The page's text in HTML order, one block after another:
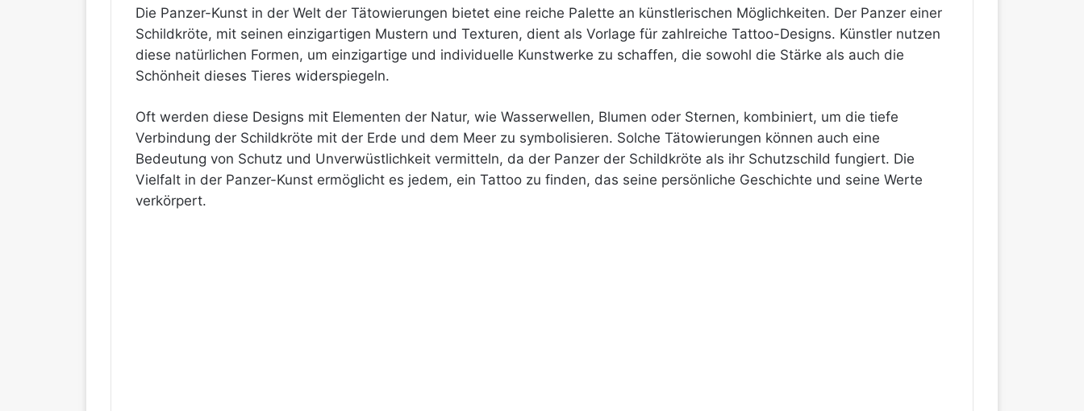
Die Panzer-Kunst in der Welt der Tätowierungen bietet eine reiche Palette an künstlerischen Möglichkeiten. Der Panzer einer
Schildkröte, mit seinen einzigartigen Mustern und Texturen, dient als Vorlage für zahlreiche Tattoo-Designs. Künstler nutzen
diese natürlichen Formen, um einzigartige und individuelle Kunstwerke zu schaffen, die sowohl die Stärke als auch die
Schönheit dieses Tieres widerspiegeln.
Oft werden diese Designs mit Elementen der Natur, wie Wasserwellen, Blumen oder Sternen, kombiniert, um die tiefe
Verbindung der Schildkröte mit der Erde und dem Meer zu symbolisieren. Solche Tätowierungen können auch eine
Bedeutung von Schutz und Unverwüstlichkeit vermitteln, da der Panzer der Schildkröte als ihr Schutzschild fungiert. Die
Vielfalt in der Panzer-Kunst ermöglicht es jedem, ein Tattoo zu finden, das seine persönliche Geschichte und seine Werte
verkörpert.